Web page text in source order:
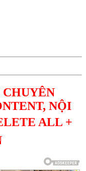
CHUYÊN
NỘI
ALL +